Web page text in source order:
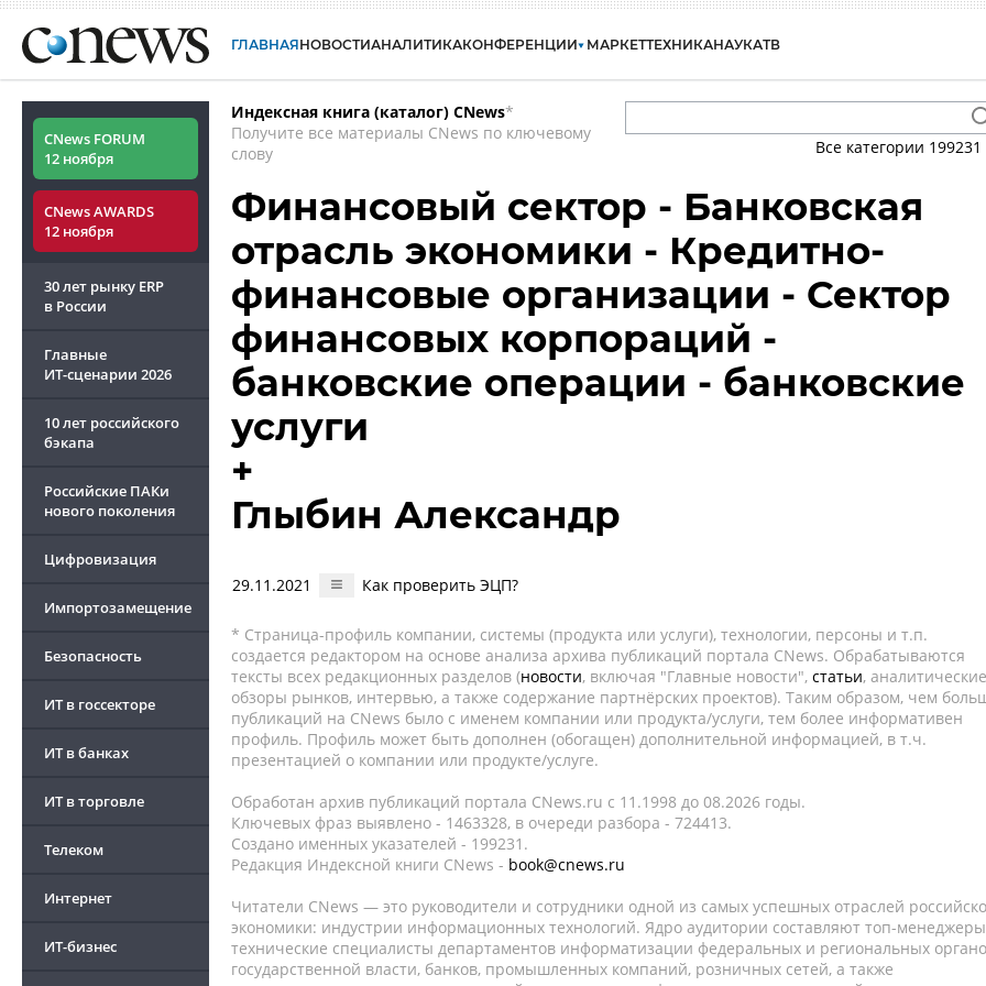
ГЛАВНАЯНОВОСТИАНАЛИТИКАКОНФЕРЕНЦИИ МАРКЕТТЕХНИКАНАУКАТВ
CNews FORUM
12 ноября
CNews AWARDS
12 ноября
30 лет рынку ERP
в России
Главные
ИТ-сценарии 2026
10 лет российского
бэкапа
Российские ПАКи
нового поколения
Цифровизация
Импортозамещение
Безопасность
ИТ в госсекторе
ИТ в банках
ИТ в торговле
Телеком
Интернет
ИТ-бизнес
Индексная книга (каталог) CNews*
Получите все материалы CNews по ключевому
слову
Все категории 199231
Финансовый сектор - Банковская
отрасль экономики - Кредитно-
финансовые организации - Сектор
финансовых корпораций -
банковские операции - банковские
услуги
+
Глыбин Александр
29.11.2021 Как проверить ЭЦП?
* Страница-профиль компании, системы (продукта или услуги), технологии, персоны и т.п.
создается редактором на основе анализа архива публикаций портала CNews. Обрабатываются
тексты всех редакционных разделов (новости, включая "Главные новости", статьи, аналитические
обзоры рынков, интервью, а также содержание партнёрских проектов). Таким образом, чем
публикаций на CNews было с именем компании или продукта/услуги, тем более информативен
профиль. Профиль может быть дополнен (обогащен) дополнительной информацией, в т.ч.
презентацией о компании или продукте/услуге.
Обработан архив публикаций портала CNews.ru c 11.1998 до 08.2026 годы.
Ключевых фраз выявлено - 1463328, в очереди разбора - 724413.
Создано именных указателей - 199231.
Редакция Индексной книги CNews - book@cnews.ru
Читатели CNews — это руководители и сотрудники одной из самых успешных отраслей
экономики: индустрии информационных технологий. Ядро аудитории составляют топ-
технические специалисты департаментов информатизации федеральных и региональных
государственной власти, банков, промышленных компаний, розничных сетей, а также